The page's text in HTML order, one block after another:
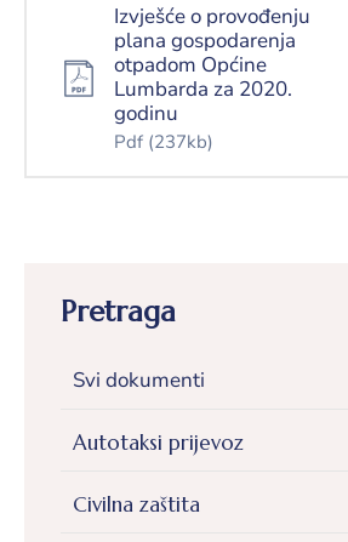
Dokumenti
Pretraga
Svi dokumenti
Autotaksi prijevoz
Civilna zaštita
Izvješće o provođenju
plana gospodarenja
otpadom Općine
Lumbarda za 2020.
godinu
Pdf (237kb)